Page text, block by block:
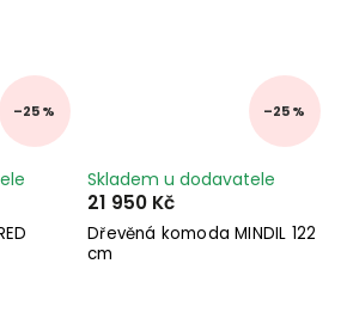
–25 % –25 %
Dřevěná komoda MINDIL 122
cm
Skladem u dodavatele
21 950 Kč